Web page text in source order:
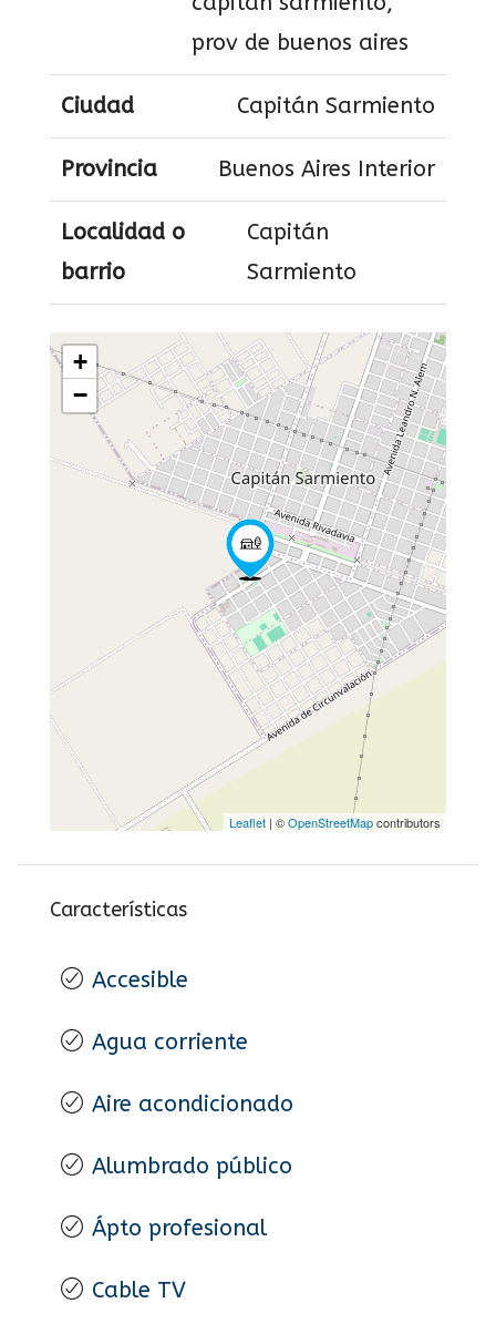
prov de buenos aires
Ciudad Capitán Sarmiento
Provincia Buenos Aires Interior
Localidad o
barrio
Capitán
Sarmiento
+
−
Leaflet | ©OpenStreetMapcontributors
Características
Accesible
Agua corriente
Aire acondicionado
Alumbrado público
Ápto profesional
Cable TV